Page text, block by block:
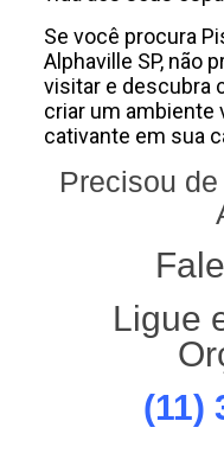
Se você procura
Alphaville SP, não
visitar e descubra
criar um ambiente
cativante em sua
Precisou
Ligue
(11)